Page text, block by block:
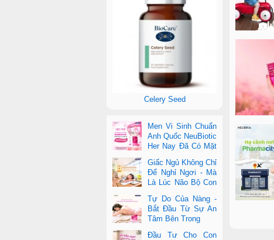
Celery Seed
Men Vi Sinh Chuẩn
Anh Quốc NeuBiotic
Her Nay Đã Có Mặt
Quốc
Giấc Ngủ Không Chỉ
Để Nghỉ Ngơi - Mà
Là Lúc Não Bộ Con
Tự Do Của Nàng -
Bắt Đầu Từ Sự An
Tâm Bên Trong
Đầu Tư Cho Con